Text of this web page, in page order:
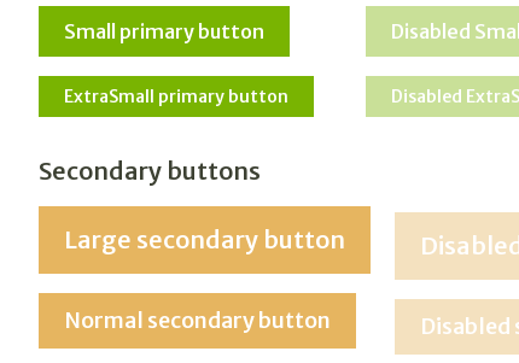
Small primary button
ExtraSmall primary button
Disabled
Disabled
Secondary buttons
Large secondary button
Normal secondary button Disabled